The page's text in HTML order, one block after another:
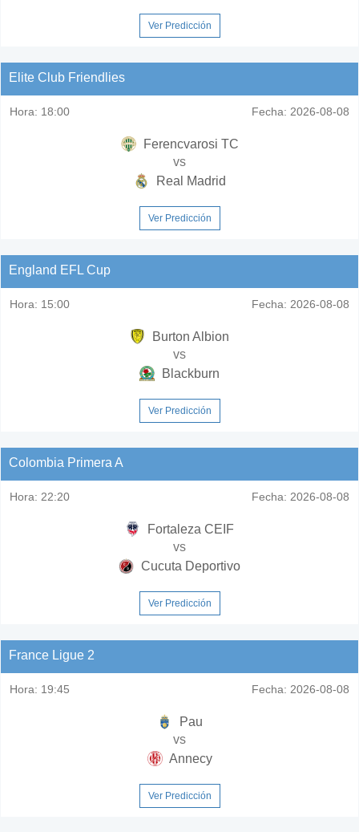
Ver Predicción
Elite Club Friendlies
Hora: 18:00 Fecha: 2026-08-08
Ferencvarosi TC
vs
Real Madrid
Ver Predicción
England EFL Cup
Hora: 15:00 Fecha: 2026-08-08
Burton Albion
vs
Blackburn
Ver Predicción
Colombia Primera A
Hora: 22:20 Fecha: 2026-08-08
Fortaleza CEIF
vs
Cucuta Deportivo
Ver Predicción
France Ligue 2
Hora: 19:45 Fecha: 2026-08-08
Pau
vs
Annecy
Ver Predicción